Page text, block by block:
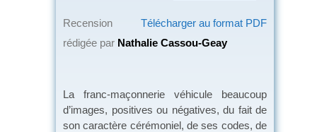
Télécharger au format PDF
Recension
rédigée par Nathalie Cassou-Geay
La franc-maçonnerie véhicule beaucoup
d’images, positives ou négatives, du fait de
son caractère cérémoniel, de ses codes, de